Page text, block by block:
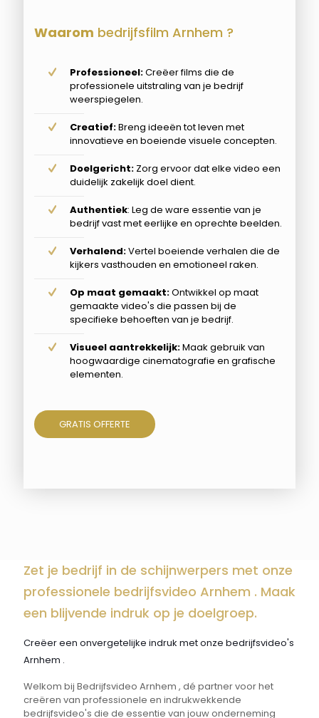
Waarom bedrijfsfilm Arnhem ?
Professioneel:Creëer films die de
professionele uitstraling van je bedrijf
weerspiegelen.
Creatief:Breng ideeën tot leven met
innovatieve en boeiende visuele concepten.
Doelgericht: Zorg ervoor dat elke video een
duidelijk zakelijk doel dient.
Authentiek: Leg de ware essentie van je
bedrijf vast met eerlijke en oprechte beelden.
Verhalend:Vertel boeiende verhalen die de
kijkers vasthouden en emotioneel raken.
Op maat gemaakt:Ontwikkel op maat
gemaakte video's die passen bij de
specifieke behoeften van je bedrijf.
Visueel aantrekkelijk:Maak gebruik van
hoogwaardige cinematografie en grafische
elementen.
GRATIS OFFERTE
Zet je bedrijf in de schijnwerpers met onze
professionele bedrijfsvideo Arnhem . Maak
een blijvende indruk op je doelgroep.
Creëer een onvergetelijke indruk met onze bedrijfsvideo's
Arnhem .
Welkom bij Bedrijfsvideo Arnhem , dé partner voor het
creëren van professionele en indrukwekkende
bedrijfsvideo's die de essentie van jouw onderneming